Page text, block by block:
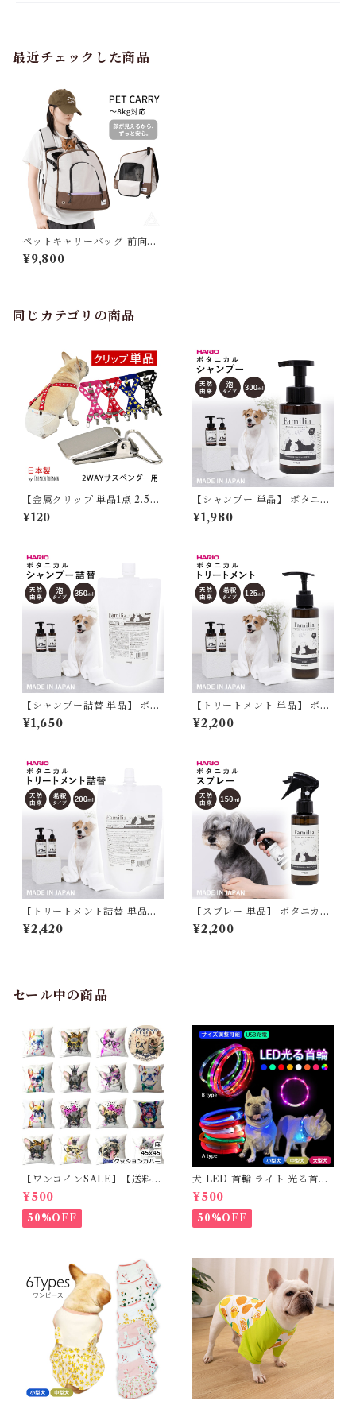
最近チェックした商品
ペットキャリーバッグ 前向き
抱っこ 前向きリュック 犬 リュ
ック 犬用リュックワンショル
チーズ ライトグレー 通院 電車
防災 ～8kg対応 送料無料 Hi
¥9,800
同じカテゴリの商品
【金属クリップ 単品1点 2.5c
m幅用】 日本製 サスペンダー
用 高品質 金属 クリップ おむ
ンツ スチールクリップ KM55
2G-KKK
¥120
【シャンプー 単品】 ボタニカ
ルシャンプー Familia ファミ
リア 犬 猫 ペット 自然由来成
い 犬用シャンプー 猫用シャン
プー 泡 泡タイプ 300ml 国産
日本製 PTS-FSMP-300
¥1,980
【シャンプー詰替 単品】 ボタ
ニカルシャンプー詰替 Familia
ファミリア 犬 猫 ペット 自然
やさしい 犬用シャンプー 猫用
シャンプー 泡 泡タイプ 350m
l 国産 日本製 PTS-FSMPT-3
50
¥1,650
【トリートメント 単品】 ボタ
ニカルトリートメント Familia
ファミリア 犬 猫 ペット 自然
やさしい 犬用トリートメント
猫用トリートメント 希釈タイ
プ 125ml 国産 日本製 PTS-F
TRM-125
¥2,200
【トリートメント詰替 単品】
ボタニカルトリートメント詰
替 Familia ファミリア 犬 猫
ト 希釈タイプ 200ml 国産 日
¥2,420
【スプレー 単品】 ボタニカル
スプレー Familia ファミリア
犬 猫 ペット 被毛 洋服 ベッド
¥2,200
セール中の商品
【ワンコインSALE】【送料無
料】KM503G クッションカバ
ー フレンチブルドッグ クリー
ム フレブル
¥500
50%OFF
犬 LED 首輪 ライト 光る首輪
USB充電 生活防水 長さ調整可
能 首輪 犬用 ペット カラー ペ
ット用品 軽量 ドッグ用品 フレ
ンチブルドック 大型犬 中型犬
¥500
50%OFF